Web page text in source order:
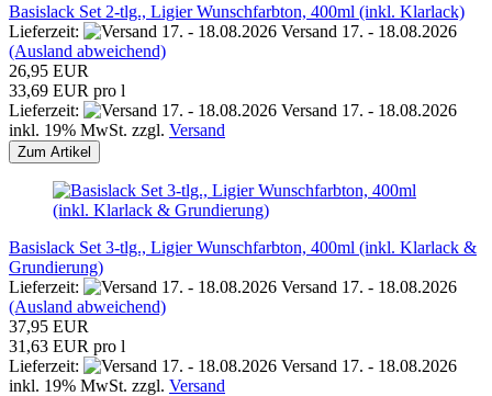
Basislack Set 2-tlg., Ligier Wunschfarbton, 400ml (inkl. Klarlack)
Lieferzeit:
Versand 17. - 18.08.2026
(Ausland abweichend)
26,95 EUR
33,69 EUR pro l
Lieferzeit:
Versand 17. - 18.08.2026
inkl. 19% MwSt. zzgl. Versand
Zum Artikel
Basislack Set 3-tlg., Ligier Wunschfarbton, 400ml (inkl. Klarlack &
Grundierung)
Lieferzeit:
Versand 17. - 18.08.2026
(Ausland abweichend)
37,95 EUR
31,63 EUR pro l
Lieferzeit:
Versand 17. - 18.08.2026
inkl. 19% MwSt. zzgl. Versand